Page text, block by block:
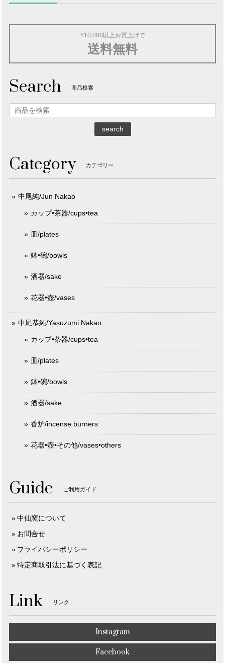
¥10,000以上お買上げで
送料無料
Search 商品検索
search
Category カテゴリー
中尾純/Jun Nakao
カップ•茶器/cups•tea
皿/plates
鉢•碗/bowls
酒器/sake
花器•壺/vases
中尾恭純/Yasuzumi Nakao
カップ•茶器/cups•tea
皿/plates
鉢•碗/bowls
酒器/sake
香炉/incense burners
花器•壺•その他/vases•others
Guide ご利用ガイド
中仙窯について
お問合せ
プライバシーポリシー
特定商取引法に基づく表記
Link リンク
Instagram
Facebook